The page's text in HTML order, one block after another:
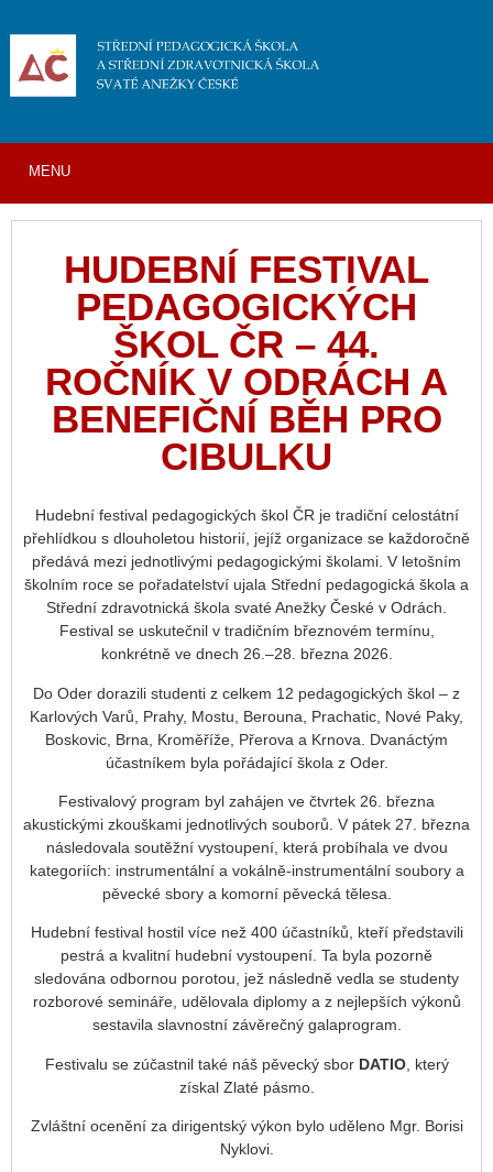
HUDEBNÍ FESTIVAL
PEDAGOGICKÝCH
ŠKOL ČR – 44.
ROČNÍK V ODRÁCH A
BENEFIČNÍ BĚH PRO
CIBULKU
Hudební festival pedagogických škol ČR je tradiční celostátní
přehlídkou s dlouholetou historií, jejíž organizace se každoročně
předává mezi jednotlivými pedagogickými školami. V letošním
školním roce se pořadatelství ujala Střední pedagogická škola a
Střední zdravotnická škola svaté Anežky České v Odrách.
Festival se uskutečnil v tradičním březnovém termínu,
konkrétně ve dnech 26.–28. března 2026.
Do Oder dorazili studenti z celkem 12 pedagogických škol – z
Karlových Varů, Prahy, Mostu, Berouna, Prachatic, Nové Paky,
Boskovic, Brna, Kroměříže, Přerova a Krnova. Dvanáctým
účastníkem byla pořádající škola z Oder.
Festivalový program byl zahájen ve čtvrtek 26. března
akustickými zkouškami jednotlivých souborů. V pátek 27. března
následovala soutěžní vystoupení, která probíhala ve dvou
kategoriích: instrumentální a vokálně-instrumentální soubory a
pěvecké sbory a komorní pěvecká tělesa.
Hudební festival hostil více než 400 účastníků, kteří představili
pestrá a kvalitní hudební vystoupení. Ta byla pozorně
sledována odbornou porotou, jež následně vedla se studenty
rozborové semináře, udělovala diplomy a z nejlepších výkonů
sestavila slavnostní závěrečný galaprogram.
Festivalu se zúčastnil také náš pěvecký sbor DATIO, který
získal Zlaté pásmo.
Zvláštní ocenění za dirigentský výkon bylo uděleno Mgr. Borisi
Nyklovi.
MENU